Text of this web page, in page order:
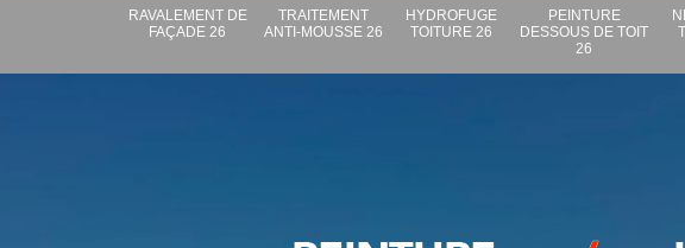
RAVALEMENT DE
FAÇADE 26
TRAITEMENT
ANTI-MOUSSE 26
HYDROFUGE
TOITURE 26
PEINTURE
DESSOUS DE TOIT
26